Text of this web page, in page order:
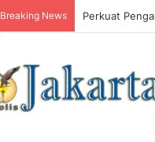
Breaking News Perkuat